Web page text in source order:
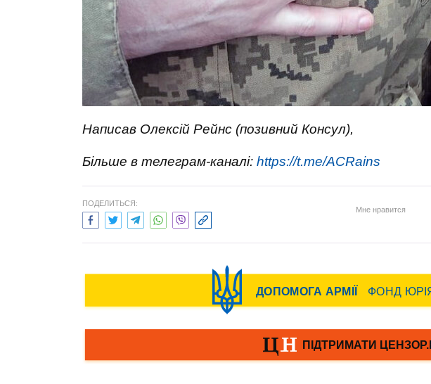
Написав Олексій Рейнс (позивний Консул),
Більше в телеграм-каналі: https://t.me/ACRains
ПОДЕЛИТЬСЯ:
Мне нравится